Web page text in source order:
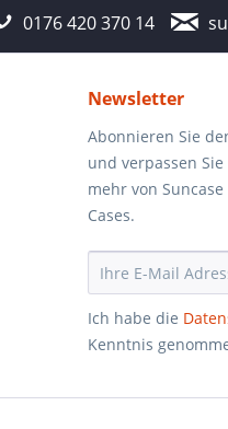
0176 420 370 14
Newsletter
Abonnieren Sie
und verpassen
mehr von
Cases.
Ich habe die
Kenntnis